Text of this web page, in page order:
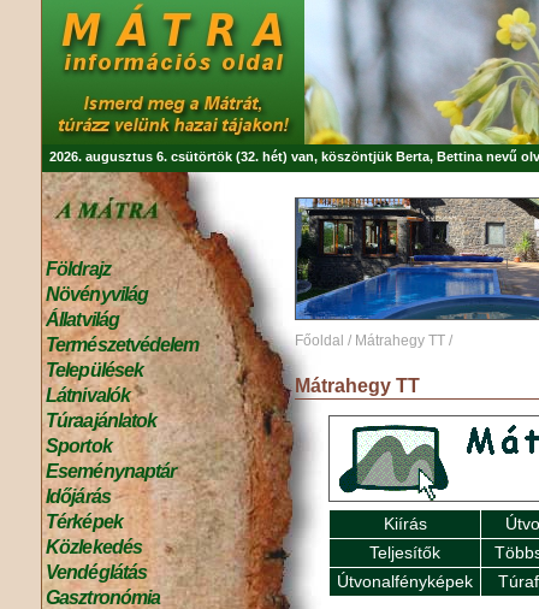
2026. augusztus 6. csütörtök (32. hét) van, köszöntjük Berta, Bettina nevű
Földrajz
Növényvilág
Állatvilág
Természetvédelem
Települések
Látnivalók
Túraajánlatok
Sportok
Eseménynaptár
Időjárás
Térképek
Közlekedés
Vendéglátás
Gasztronómia
Főoldal / Mátrahegy TT /
Mátrahegy TT
Kiírás
Teljesítők
Útvonalfényképek